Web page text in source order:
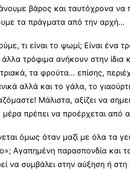
βάρος και ταυτόχρονα να
τα πράγματα από την αρχή…
τι είναι το ψωμί; Είναι ένα
τρόφιμα ανήκουν στην ίδια
τα φρούτα… επίσης,
αλλά και το γάλα, το
Μάλιστα, αξίζει να
μέρα πρέπει να προέρχεται από
όμως όταν μαζί με όλα τα
Αγαπημένη παρασπονδία και
να συμβάλει στην αύξηση ή